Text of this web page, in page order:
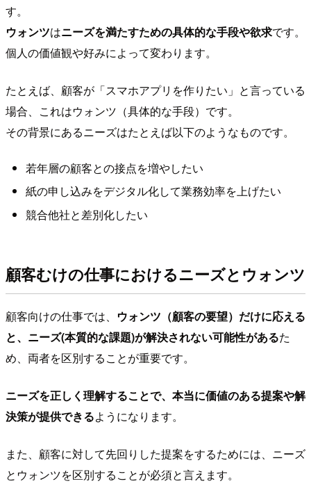
す。
ウォンツはニーズを満たすための具体的な手段や欲求です。
個人の価値観や好みによって変わります。
たとえば、顧客が「スマホアプリを作りたい」と言っている
場合、これはウォンツ（具体的な手段）です。
その背景にあるニーズはたとえば以下のようなものです。
若年層の顧客との接点を増やしたい
紙の申し込みをデジタル化して業務効率を上げたい
競合他社と差別化したい
顧客むけの仕事におけるニーズとウォンツ
顧客向けの仕事では、 ウォンツ（顧客の要望）だけに応える
と、ニーズ(本質的な課題)が解決されない可能性があるた
め、両者を区別することが重要です。
ニーズを正しく理解することで、本当に価値のある提案や解
決策が提供できるようになります。
また、顧客に対して先回りした提案をするためには、ニーズ
とウォンツを区別することが必須と言えます。